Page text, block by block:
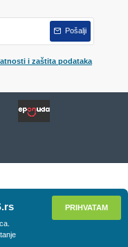
Pošalji
i zaštita podataka
PRIHVATAM